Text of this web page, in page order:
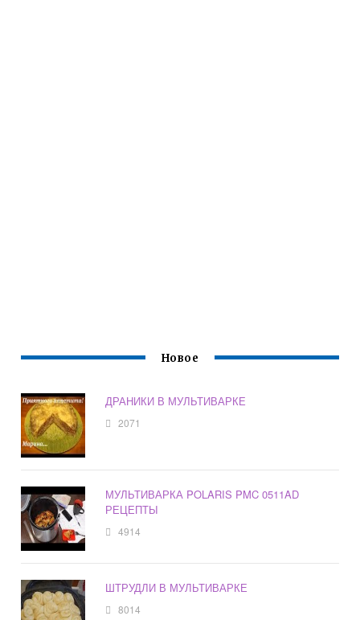
Новое
ДРАНИКИ В МУЛЬТИВАРКЕ
2071
МУЛЬТИВАРКА POLARIS PMC 0511AD
РЕЦЕПТЫ
4914
ШТРУДЛИ В МУЛЬТИВАРКЕ
8014